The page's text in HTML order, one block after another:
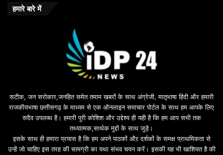
हमारे बारे में
सटीक, जन सरोकार,जनहित समेत तमाम खबरों के साथ अंग्रेजी, मातृभाषा हिंदी और हमारी
राजकीयभाषा छत्तीसगढ़ के माध्यम से एक ऑनलाइन समाचार पोर्टल के साथ हम आपके लिए
सदैव उपलब्ध है। हमारी पूरी कोशिश और उद्देश्य ही यही है कि हम आप सभी तक
तथ्यात्मक,सार्थक मुद्दों के साथ जुड़े।
इसके साथ ही हमारा प्रयास है कि हम अपने पाठकों औऱ दर्शकों के समक्ष प्राथमिकता से
उन्हें जो चाहिए इस तरह की सामग्री का यथा संभव चयन करें। इसकी यह भी खाशियत है की